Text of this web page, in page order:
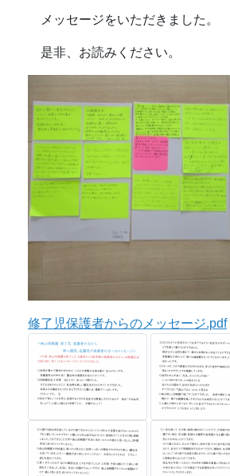
メッセージをいただきました。
是非、お読みください。
修了児保護者からのメッセージ.pdf